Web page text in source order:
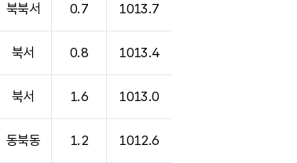
북북서 0.7 1013.7
북서 0.8 1013.4
북서 1.6 1013.0
동북동 1.2 1012.6